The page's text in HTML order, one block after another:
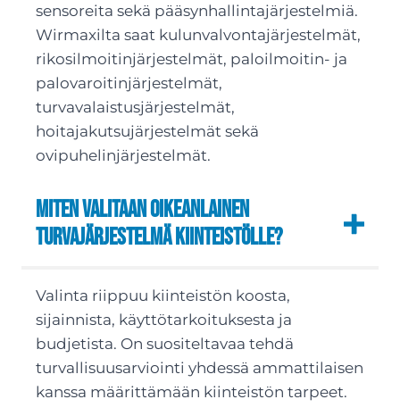
sensoreita sekä pääsynhallintajärjestelmiä.
Wirmaxilta saat kulunvalvontajärjestelmät,
rikosilmoitinjärjestelmät, paloilmoitin- ja
palovaroitinjärjestelmät,
turvavalaistusjärjestelmät,
hoitajakutsujärjestelmät sekä
ovipuhelinjärjestelmät.
Miten valitaan oikeanlainen
turvajärjestelmä kiinteistölle?
Valinta riippuu kiinteistön koosta,
sijainnista, käyttötarkoituksesta ja
budjetista. On suositeltavaa tehdä
turvallisuusarviointi yhdessä ammattilaisen
kanssa määrittämään kiinteistön tarpeet.